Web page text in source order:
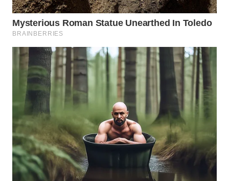
WN
SOLO
WN
BOROBUDUR
WN
MADURA
WN
SURABAYA
WN
NATUNA